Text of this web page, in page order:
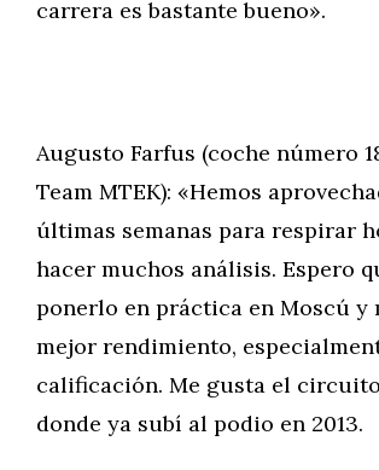
carrera es bastante bueno».
Augusto Farfus (coche número
Team MTEK): «Hemos
últimas semanas para respirar
hacer muchos análisis. Espero
ponerlo en práctica en Moscú y
mejor rendimiento,
calificación. Me gusta el
donde ya subí al podio en 2013.